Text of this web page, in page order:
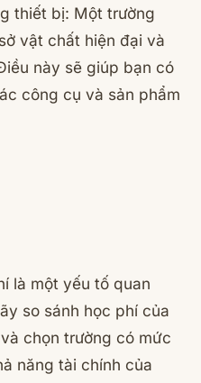
thiết bị: Một trường
vật chất hiện đại và
này sẽ giúp bạn có
công cụ và sản phẩm
là một yếu tố quan
so sánh học phí của
chọn trường có mức
năng tài chính của